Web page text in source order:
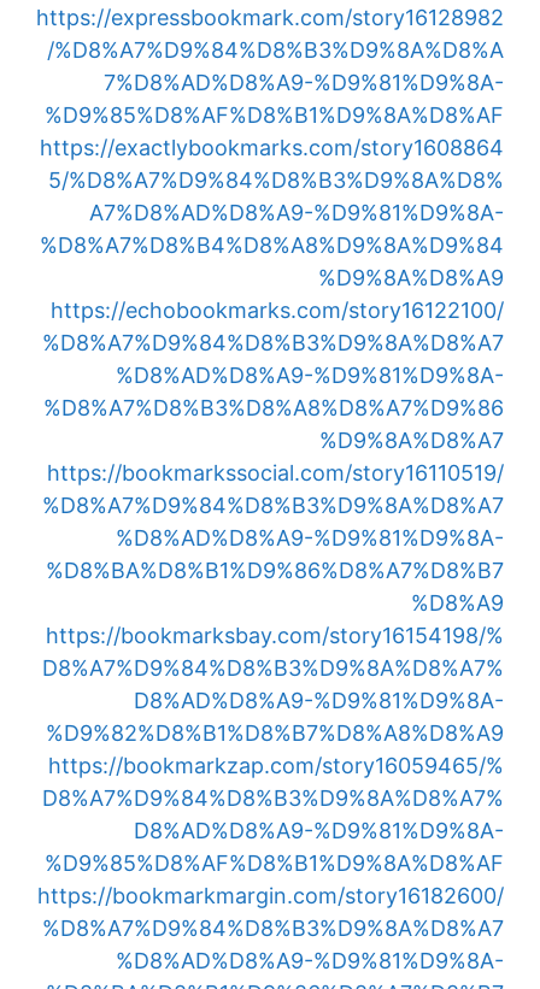
https://expressbookmark.com/story16128982
/%D8%A7%D9%84%D8%B3%D9%8A%D8%A
7%D8%AD%D8%A9-%D9%81%D9%8A-
%D9%85%D8%AF%D8%B1%D9%8A%D8%AF
https://exactlybookmarks.com/story1608864
5/%D8%A7%D9%84%D8%B3%D9%8A%D8%
A7%D8%AD%D8%A9-%D9%81%D9%8A-
%D8%A7%D8%B4%D8%A8%D9%8A%D9%84
%D9%8A%D8%A9
https://echobookmarks.com/story16122100/
%D8%A7%D9%84%D8%B3%D9%8A%D8%A7
%D8%AD%D8%A9-%D9%81%D9%8A-
%D8%A7%D8%B3%D8%A8%D8%A7%D9%86
%D9%8A%D8%A7
https://bookmarkssocial.com/story16110519/
%D8%A7%D9%84%D8%B3%D9%8A%D8%A7
%D8%AD%D8%A9-%D9%81%D9%8A-
%D8%BA%D8%B1%D9%86%D8%A7%D8%B7
%D8%A9
https://bookmarksbay.com/story16154198/%
D8%A7%D9%84%D8%B3%D9%8A%D8%A7%
D8%AD%D8%A9-%D9%81%D9%8A-
%D9%82%D8%B1%D8%B7%D8%A8%D8%A9
https://bookmarkzap.com/story16059465/%
D8%A7%D9%84%D8%B3%D9%8A%D8%A7%
D8%AD%D8%A9-%D9%81%D9%8A-
%D9%85%D8%AF%D8%B1%D9%8A%D8%AF
https://bookmarkmargin.com/story16182600/
%D8%A7%D9%84%D8%B3%D9%8A%D8%A7
%D8%AD%D8%A9-%D9%81%D9%8A-